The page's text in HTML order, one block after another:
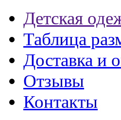
Детская
Таблица
Доставка и
Отзывы
Контакты